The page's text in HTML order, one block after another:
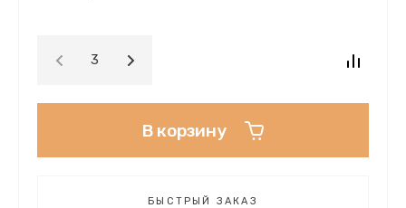
В корзину
БЫСТРЫЙ ЗАКАЗ